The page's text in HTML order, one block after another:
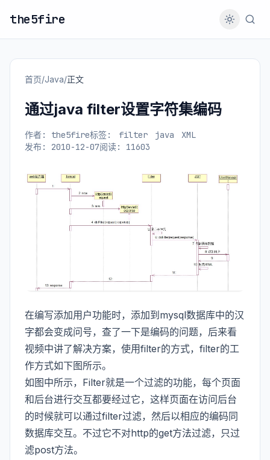
the5fire
首页/Java/正文
通过java filter设置字符集编码
作者: the5fire标签: filter java
XML
发布: 2010-12-07阅读: 11603
在编写添加用户功能时，添加到mysql数据库中的汉
字都会变成问号，查了一下是编码的问题，后来看
视频中讲了解决方案，使用filter的方式，filter的工
作方式如下图所示。
如图中所示，Filter就是一个过滤的功能，每个页面
和后台进行交互都要经过它，这样页面在访问后台
的时候就可以通过filter过滤，然后以相应的编码同
数据库交互。不过它不对http的get方法过滤，只过
滤post方法。